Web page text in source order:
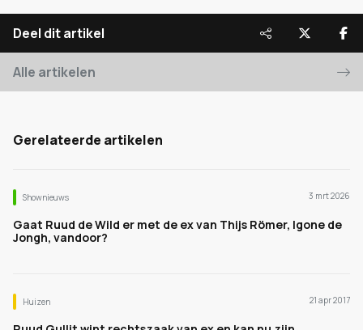
Deel dit artikel
Alle artikelen
Gerelateerde artikelen
Shownieuws 3 mrt 2026
Gaat Ruud de Wild er met de ex van Thijs Römer, Igone de
Jongh, vandoor?
Huizen 21 apr 2017